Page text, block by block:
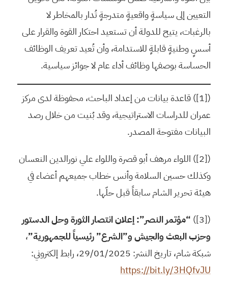
التعيين إلى سياسةٍ واقعيةٍ متدرجةٍ تُدار بالمخاطر لا
بالرغبات، يتيح للدولة أن تستعيد احتكار القوة والقرار على
أسسٍ وطنيةٍ قابلةٍ للاستدامة، وأن تُعيد تعريف الوظائف
الحساسة بوصفها وظائف أداء عام لا جوائز سياسية.
([1]) قاعدة بيانات من إعداد الباحث، محفوظة لدى مركز
عمران للدراسات الاستراتيجية، وقد بُنيت من خلال رصد
البيانات مفتوحة المصدر.
([2]) اللواء مرهف أبو قصرة واللواء علي نورالدين النعسان
وكذلك حسين السلامة وأنس خطاب جميعهم أعضاء في
هيئة تحرير الشام سابقاً قبل حلّها.
([3])
“مؤتمر النصر”: إعلان انتصار الثورة وحل الدستور
وحزب البعث والجيش و”الشرع” رئيسياً للجمهورية”،
شبكة شام، تاريخ النشر: 29/01/2025، رابط إلكتروني:
https://bit.ly/3HQfvJU